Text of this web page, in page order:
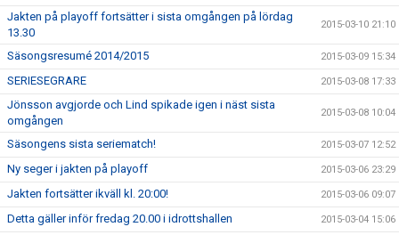
Jakten på playoff fortsätter i sista omgången på lördag
13.30
2015-03-10 21:10
Säsongsresumé 2014/2015 2015-03-09 15:34
SERIESEGRARE 2015-03-08 17:33
Jönsson avgjorde och Lind spikade igen i näst sista
omgången
2015-03-08 10:04
Säsongens sista seriematch! 2015-03-07 12:52
Ny seger i jakten på playoff 2015-03-06 23:29
Jakten fortsätter ikväll kl. 20:00! 2015-03-06 09:07
Detta gäller inför fredag 20.00 i idrottshallen 2015-03-04 15:06